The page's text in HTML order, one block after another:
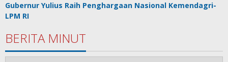
Gubernur Yulius Raih Penghargaan Nasional Kemendagri-
LPM RI
BERITA MINUT